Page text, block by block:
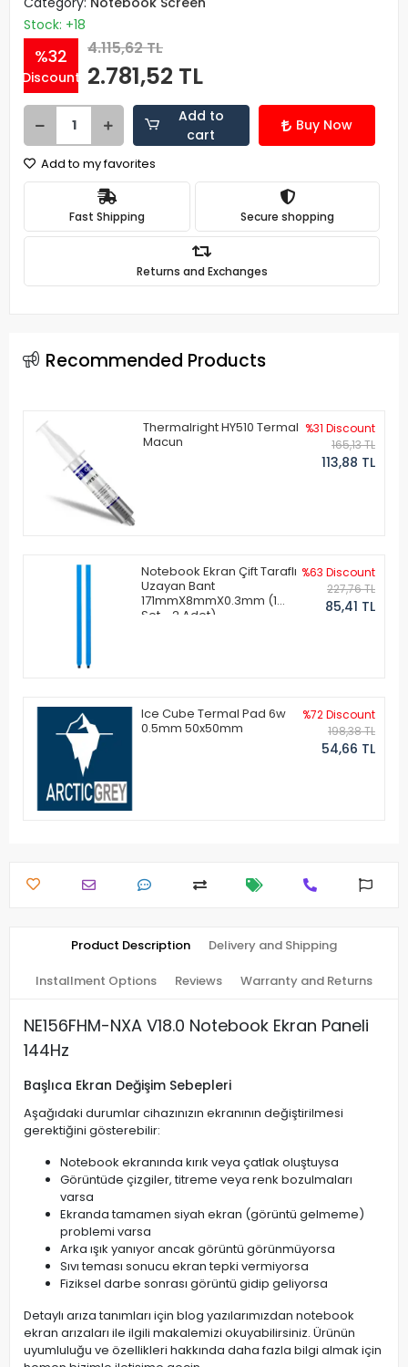
Stock: +18
%32
Discount
4.115,62 TL
2.781,52 TL
Add to
cart
Buy Now
Add to my favorites
Fast Shipping Secure shopping
Returns and Exchanges
Recommended Products
Thermalright HY510 Termal
Macun
%31 Discount
165,13 TL
113,88 TL
Notebook Ekran Çift Taraflı
Uzayan Bant
171mmX8mmX0.3mm (1
Set - 2 Adet)
%63 Discount
227,76 TL
85,41 TL
Ice Cube Termal Pad 6w
0.5mm 50x50mm
%72 Discount
198,38 TL
54,66 TL
Product Description Delivery and Shipping
Installment Options Reviews Warranty and Returns
NE156FHM-NXA V18.0 Notebook Ekran Paneli
144Hz
Başlıca Ekran Değişim Sebepleri
Aşağıdaki durumlar cihazınızın ekranının değiştirilmesi
gerektiğini gösterebilir:
Notebook ekranında kırık veya çatlak oluştuysa
Görüntüde çizgiler, titreme veya renk bozulmaları
varsa
Ekranda tamamen siyah ekran (görüntü gelmeme)
problemi varsa
Arka ışık yanıyor ancak görüntü görünmüyorsa
Sıvı teması sonucu ekran tepki vermiyorsa
Fiziksel darbe sonrası görüntü gidip geliyorsa
Detaylı arıza tanımları için blog yazılarımızdan notebook
ekran arızaları ile ilgili makalemizi okuyabilirsiniz. Ürünün
uyumluluğu ve özellikleri hakkında daha fazla bilgi almak için